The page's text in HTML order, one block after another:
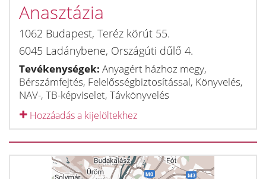
Anasztázia
1062 Budapest, Teréz körút 55.
6045 Ladánybene, Országúti dűlő 4.
Tevékenységek: Anyagért házhoz megy,
Bérszámfejtés, Felelősségbiztosítással, Könyvelés,
NAV-, TB-képviselet, Távkönyvelés
Hozzáadás a kijelöltekhez